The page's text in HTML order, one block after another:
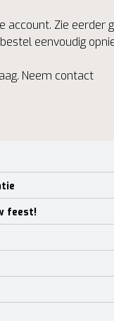
account. Zie eerder
eenvoudig
Neem contact
feest!